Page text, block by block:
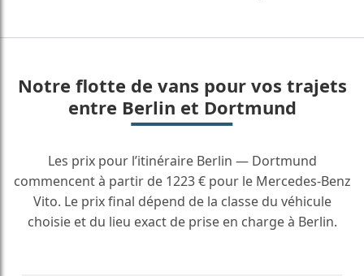
Notre flotte de vans pour vos trajets
entre Berlin et Dortmund
Les prix pour l’itinéraire Berlin — Dortmund
commencent à partir de 1223 € pour le Mercedes-Benz
Vito. Le prix final dépend de la classe du véhicule
choisie et du lieu exact de prise en charge à Berlin.